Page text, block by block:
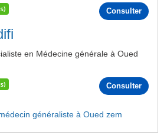
Consulter
en Médecine générale à Oued
Consulter
généraliste à Oued zem